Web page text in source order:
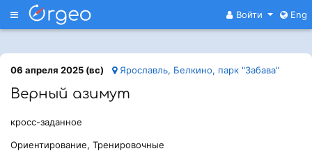
Меню Войти Eng
06 апреля 2025 (вс) Ярославль, Белкино, парк "Забава"
Верный азимут
кросс-заданное
Ориентирование, Тренировочные